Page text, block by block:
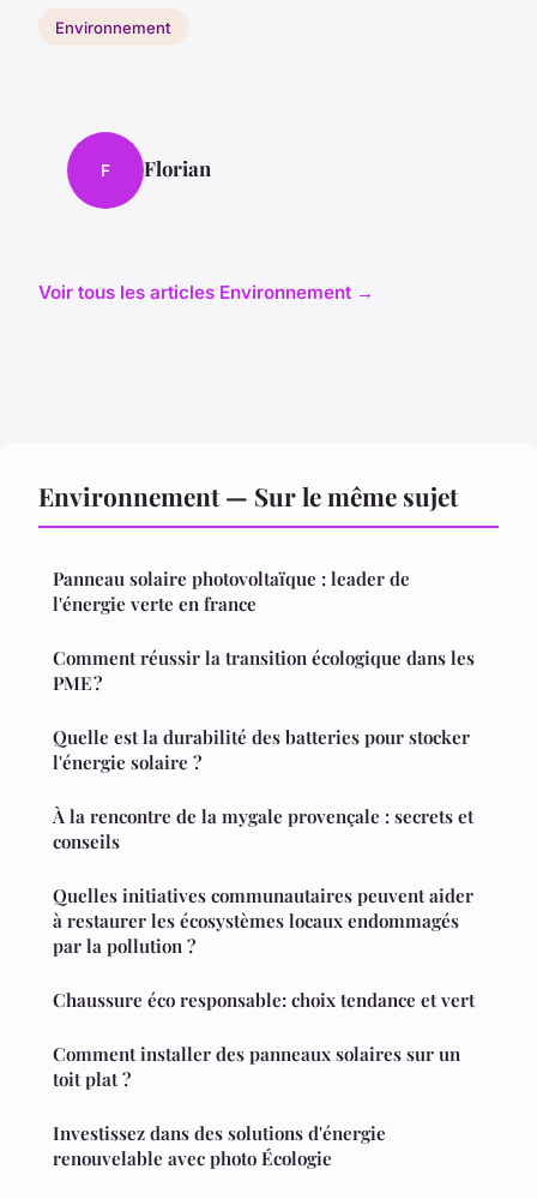
Environnement
F Florian
Voir tous les articles Environnement →
Environnement — Sur le même sujet
Panneau solaire photovoltaïque : leader de
l'énergie verte en france
Comment réussir la transition écologique dans les
PME ?
Quelle est la durabilité des batteries pour stocker
l'énergie solaire ?
À la rencontre de la mygale provençale : secrets et
conseils
Quelles initiatives communautaires peuvent aider
à restaurer les écosystèmes locaux endommagés
par la pollution ?
Chaussure éco responsable: choix tendance et vert
Comment installer des panneaux solaires sur un
toit plat ?
Investissez dans des solutions d'énergie
renouvelable avec photo Écologie